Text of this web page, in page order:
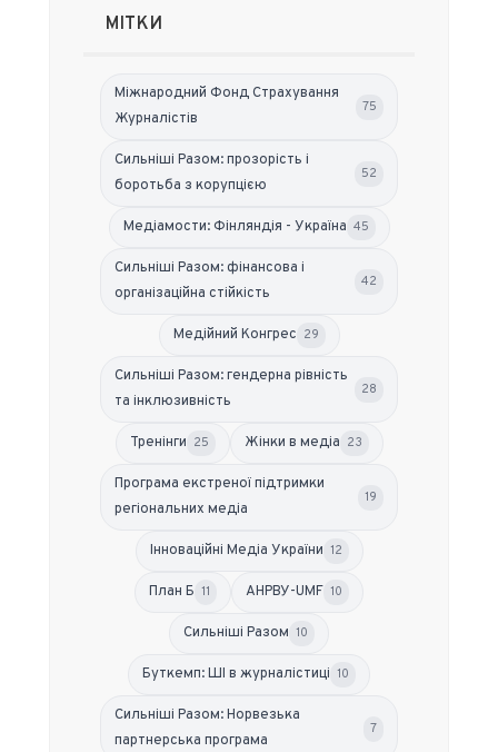
МІТКИ
Міжнародний Фонд Страхування
Журналістів
75
Сильніші Разом: прозорість і
боротьба з корупцією
52
Медіамости: Фінляндія - Україна 45
Сильніші Разом: фінансова і
організаційна стійкість
42
Медійний Конгрес 29
Сильніші Разом: гендерна рівність
та інклюзивність
28
Тренінги 25 Жінки в медіа 23
Програма екстреної підтримки
регіональних медіа
19
Інноваційні Медіа України 12
План Б 11 АНРВУ-UMF 10
Сильніші Разом 10
Буткемп: ШІ в журналістиці 10
Сильніші Разом: Норвезька
партнерська програма
7